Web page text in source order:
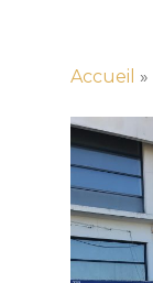
Accueil »